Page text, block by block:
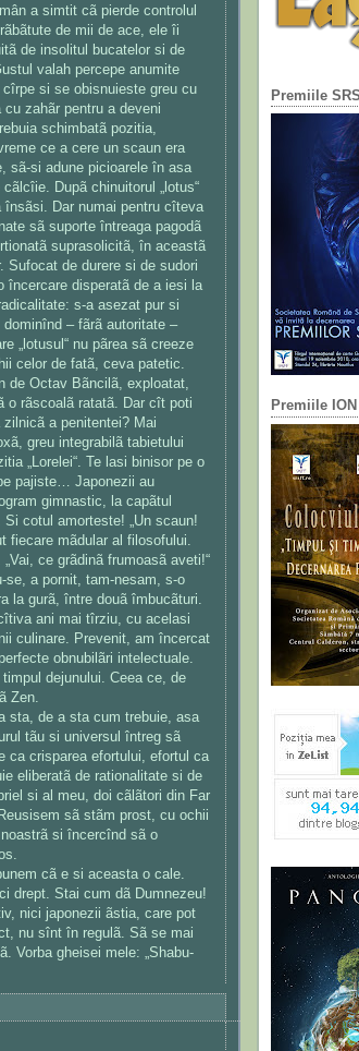
a simtit cã pierde controlul
de mii de ace, ele îi
de insolitul bucatelor si de
valah percepe anumite
si se obisnuieste greu cu
zahãr pentru a deveni
schimbatã pozitia,
ce a cere un scaun era
sã-si adune picioarele în asa
Dupã chinuitorul „lotus“
însãsi. Dar numai pentru cîteva
sã suporte întreaga pagodã
suprasolicitã, în aceastã
Sufocat de durere si de sudori
încercare disperatã de a iesi la
s-a asezat pur si
– fãrã autoritate –
„lotusul“ nu pãrea sã creeze
celor de fatã, ceva patetic.
de Octav Bãncilã, exploatat,
o rãscoalã ratatã. Dar cît poti
a penitentei? Mai
greu integrabilã tabietului
„Lorelei“. Te lasi binisor pe o
pajiste… Japonezii au
gimnastic, la capãtul
cotul amorteste! „Un scaun!
fiecare mãdular al filosofului.
ce grãdinã frumoasã aveti!“
se, a pornit, tam-nesam, s-o
la gurã, între douã îmbucãturi.
ani mai tîrziu, cu acelasi
culinare. Prevenit, am încercat
obnubilãri intelectuale.
dejunului. Ceea ce, de
Zen.
sta, de a sta cum trebuie, asa
tãu si universul întreg sã
ca crisparea efortului, efortul ca
eliberatã de rationalitate si de
si al meu, doi cãlãtori din Far
sã stãm prost, cu ochii
si încercînd sã o
cã e si aceasta o cale.
drept. Stai cum dã Dumnezeu!
nici japonezii ãstia, care pot
nu sînt în regulã. Sã se mai
Vorba gheisei mele: „Shabu-
Premiile
Premiile